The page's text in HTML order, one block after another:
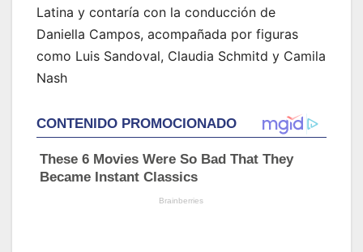
Latina y contaría con la conducción de
Daniella Campos, acompañada por figuras
como Luis Sandoval, Claudia Schmitd y Camila
Nash